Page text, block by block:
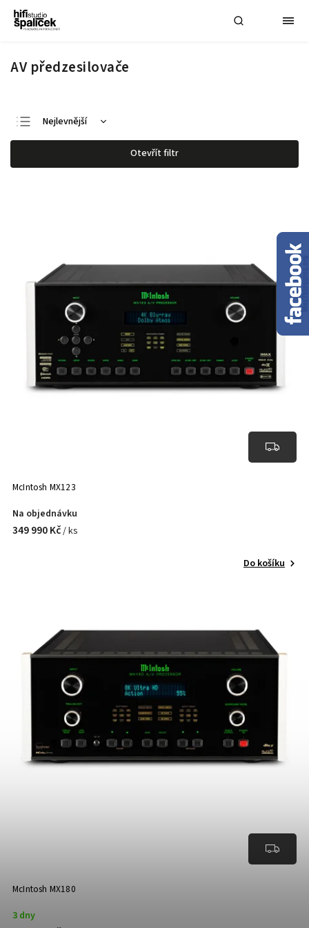
AV předzesilovače
Nejlevnější
Nejdražší
Nejprodávanější
Otevřít filtr
McIntosh MX123
Na objednávku
349 990 Kč/ ks
Do košíku
McIntosh MX180
3 dny